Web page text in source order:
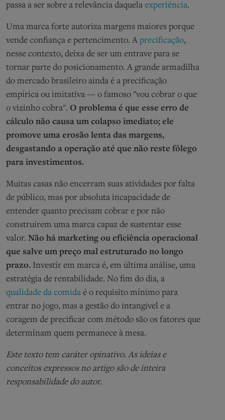
passa a ser sobre a relevância daquela experiência.
Uma marca forte autoriza margens maiores porque
vende confiança e pertencimento. A precificação,
nesse contexto, deixa de ser um entrave para se
tornar parte do posicionamento. A grande armadilha
do mercado brasileiro ainda é a precificação
empírica ou imitativa — o famoso "vou cobrar o que
o vizinho cobra". O problema é que esse erro de
cálculo não causa um colapso imediato; ele
promove uma erosão lenta das margens,
desgastando a operação até que não reste fôlego
para investimentos.
Muitas casas não encerram suas atividades por falta
de público, mas por absoluta incapacidade de
entender quanto precisam cobrar e por não
construírem uma marca capaz de sustentar esse
valor. Não há marketing ou eficiência operacional
que salve um preço mal estruturado no longo
prazo. Investir em marca é, em última análise, uma
estratégia de rentabilidade. No fim do dia, a
qualidade da comida é o requisito mínimo para
entrar no jogo, mas a gestão do intangível e a
coragem de precificar com método são os fatores que
determinam quem permanece à mesa.
Este texto tem caráter opinativo. As ideias e
conceitos expressos no artigo são de inteira
responsabilidade do autor.